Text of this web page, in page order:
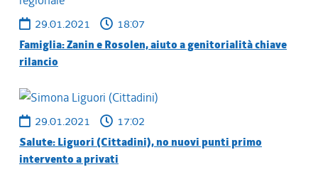
29.01.2021 18:07
Famiglia: Zanin e Rosolen, aiuto a genitorialità chiave
rilancio
29.01.2021 17:02
Salute: Liguori (Cittadini), no nuovi punti primo
intervento a privati